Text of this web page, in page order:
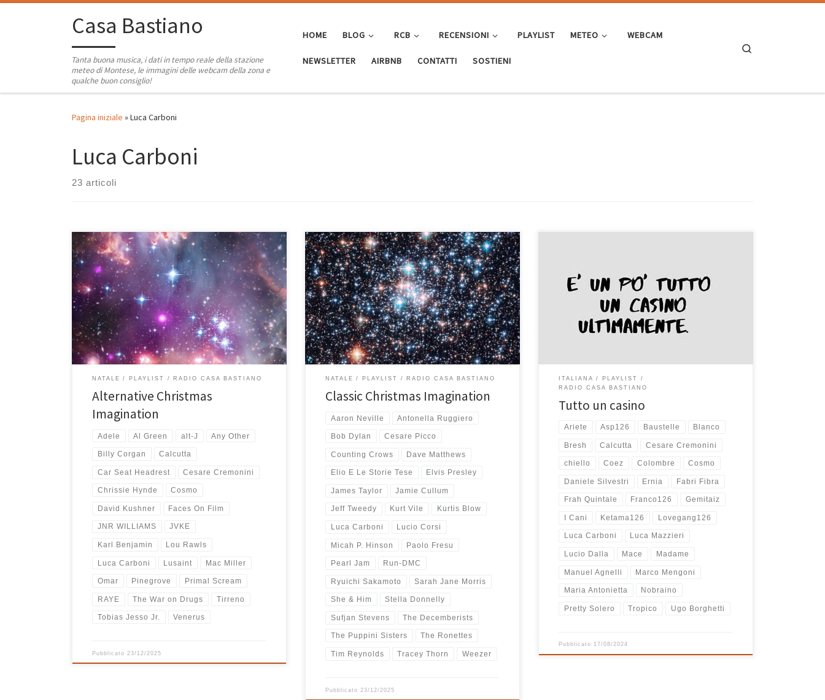
Passa al contenutoCasa Bastiano
Tanta buona musica, i dati in tempo reale della stazione
meteo di Montese, le immagini delle webcam della zona e
qualche buon consiglio!
HOME BLOG RCB RECENSIONI PLAYLIST METEO WEBCAM
NEWSLETTER AIRBNB CONTATTI SOSTIENI
Pagina iniziale »Luca Carboni
Luca Carboni
23 articoli
E dopo la versione classica della playlist di questo
Natale 2025, ecco la versione alternativa, quella con le
canzoni che non sono tipicamente natalizie, ma che
per me fanno Natale. Chi mi conosce lo sa, quella
della playlist di Natale è una tradizione ormai antica
iniziata nel 1998 in digitale, […]
NATALE PLAYLIST RADIO CASA BASTIANO
Alternative Christmas
Imagination
Adele Al Green alt-J Any Other
Billy Corgan Calcutta
Car Seat Headrest Cesare Cremonini
Chrissie Hynde Cosmo
David Kushner Faces On Film
JNR WILLIAMS JVKE
Karl Benjamin Lou Rawls
Luca Carboni Lusaint Mac Miller
Omar Pinegrove Primal Scream
RAYE The War on Drugs Tirreno
Tobias Jesso Jr. Venerus
Pubblicato 23/12/2025
Era dal 2021 con Nice Xmas che non facevo la doppia
playlist di Natale, quella “classica” e quella
“alternativa”. In realtà quest’anno ero partito con l’idea
in testa di fare solo un mix, canzoni classiche di Natale
e canzoni che fanno solo Natale, ma poi quando ho
iniziato ad ascoltare […]
NATALE PLAYLIST RADIO CASA BASTIANO
Classic Christmas Imagination
Aaron Neville Antonella Ruggiero
Bob Dylan Cesare Picco
Counting Crows Dave Matthews
Elio E Le Storie Tese Elvis Presley
James Taylor Jamie Cullum
Jeff Tweedy Kurt Vile Kurtis Blow
Luca Carboni Lucio Corsi
Micah P. Hinson Paolo Fresu
Pearl Jam Run-DMC
Ryuichi Sakamoto Sarah Jane Morris
She & Him Stella Donnelly
Sufjan Stevens The Decemberists
The Puppini Sisters The Ronettes
Tim Reynolds Tracey Thorn Weezer
Pubblicato 23/12/2025
la musica che è sempre un buon rifugio e tutto passa.
Ho messo insieme queste canzoni in una playlist
qualche settimana fa, le ho ascoltate per diverse
giorni, ho spostato e di nuovo spostato alcuni brani, ne
ho cancellati alcuni […]
ITALIANA
PLAYLIST
RADIO CASA BASTIANO
Tutto un casino
Ariete Asp126 Baustelle Blanco
Bresh Calcutta Cesare Cremonini
chiello Coez Colombre Cosmo
Daniele Silvestri Ernia Fabri Fibra
Frah Quintale Franco126 Gemitaiz
I Cani Ketama126 Lovegang126
Luca Carboni Luca Mazzieri
Lucio Dalla Mace Madame
Manuel Agnelli Marco Mengoni
Maria Antonietta Nobraino
Pretty Solero Tropico Ugo Borghetti
Pubblicato 17/08/2024